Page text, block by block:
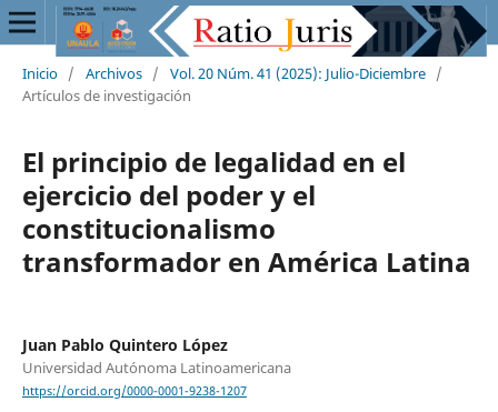
Inicio / Archivos / Vol. 20 Núm. 41 (2025): Julio-Diciembre /
Artículos de investigación
El principio de legalidad en el
ejercicio del poder y el
constitucionalismo
transformador en América Latina
Juan Pablo Quintero López
Universidad Autónoma Latinoamericana
https://orcid.org/0000-0001-9238-1207